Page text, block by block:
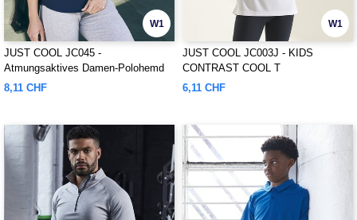
W1
JUST COOL JC045 -
Atmungsaktives Damen-Polohemd
8,11 CHF
W1
JUST COOL JC003J - KIDS
CONTRAST COOL T
6,11 CHF